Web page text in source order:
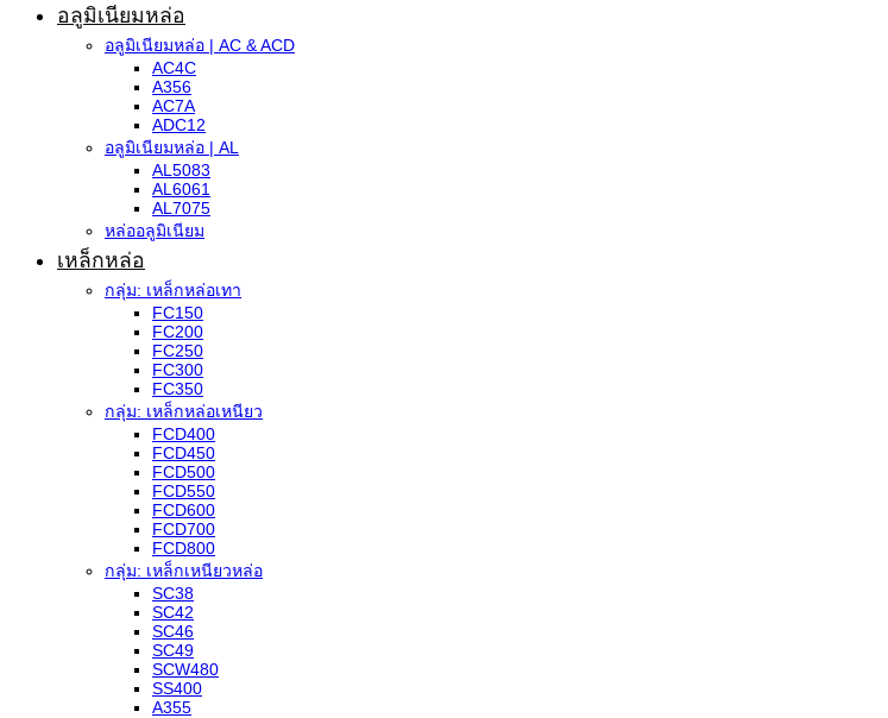
อลูมิเนียมหล่อ
อลูมิเนียมหล่อ | AC & ACD
AC4C
A356
AC7A
ADC12
อลูมิเนียมหล่อ | AL
AL5083
AL6061
AL7075
หล่ออลูมิเนียม
เหล็กหล่อ
กลุ่ม: เหล็กหล่อเทา
FC150
FC200
FC250
FC300
FC350
กลุ่ม: เหล็กหล่อเหนียว
FCD400
FCD450
FCD500
FCD550
FCD600
FCD700
FCD800
กลุ่ม: เหล็กเหนียวหล่อ
SC38
SC42
SC46
SC49
SCW480
SS400
A355